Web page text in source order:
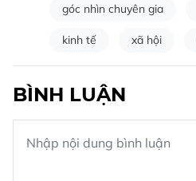
góc nhìn chuyên gia
kinh tế xã hội
BÌNH LUẬN